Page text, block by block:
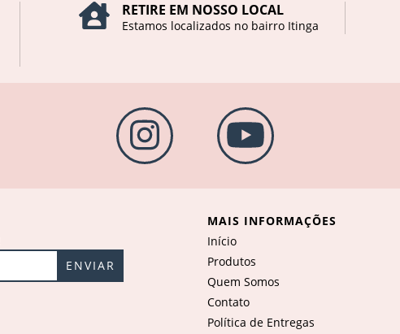
RETIRE EM NOSSO LOCAL
Estamos localizados no bairro Itinga
MAIS INFORMAÇÕES
Início
Produtos
Quem Somos
Contato
Política de Entregas